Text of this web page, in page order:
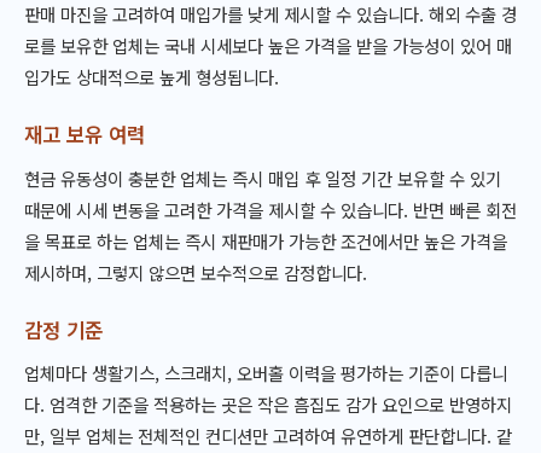
판매 마진을 고려하여 매입가를 낮게 제시할 수 있습니다. 해외 수출 경
로를 보유한 업체는 국내 시세보다 높은 가격을 받을 가능성이 있어 매
입가도 상대적으로 높게 형성됩니다.
재고 보유 여력
현금 유동성이 충분한 업체는 즉시 매입 후 일정 기간 보유할 수 있기
때문에 시세 변동을 고려한 가격을 제시할 수 있습니다. 반면 빠른 회전
을 목표로 하는 업체는 즉시 재판매가 가능한 조건에서만 높은 가격을
제시하며, 그렇지 않으면 보수적으로 감정합니다.
감정 기준
업체마다 생활기스, 스크래치, 오버홀 이력을 평가하는 기준이 다릅니
다. 엄격한 기준을 적용하는 곳은 작은 흠집도 감가 요인으로 반영하지
만, 일부 업체는 전체적인 컨디션만 고려하여 유연하게 판단합니다. 같